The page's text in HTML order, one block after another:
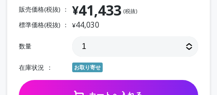
販売価格(税抜) ¥41,433 (税抜)
標準価格(税抜) ¥44,030
数量
在庫状況 お取り寄せ